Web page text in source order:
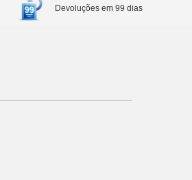
Devoluções em 99 dias